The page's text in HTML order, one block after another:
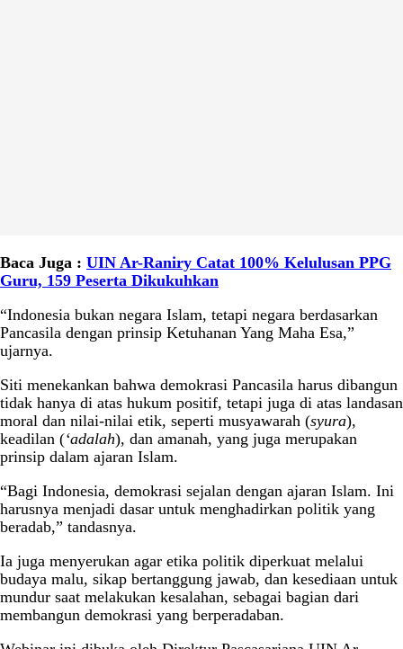
Baca Juga : UIN Ar-Raniry Catat 100% Kelulusan PPG
Guru, 159 Peserta Dikukuhkan
“Indonesia bukan negara Islam, tetapi negara berdasarkan
Pancasila dengan prinsip Ketuhanan Yang Maha Esa,”
ujarnya.
Siti menekankan bahwa demokrasi Pancasila harus dibangun
tidak hanya di atas hukum positif, tetapi juga di atas landasan
moral dan nilai-nilai etik, seperti musyawarah (syura),
keadilan (‘adalah), dan amanah, yang juga merupakan
prinsip dalam ajaran Islam.
“Bagi Indonesia, demokrasi sejalan dengan ajaran Islam. Ini
harusnya menjadi dasar untuk menghadirkan politik yang
beradab,” tandasnya.
Ia juga menyerukan agar etika politik diperkuat melalui
budaya malu, sikap bertanggung jawab, dan kesediaan untuk
mundur saat melakukan kesalahan, sebagai bagian dari
membangun demokrasi yang berperadaban.